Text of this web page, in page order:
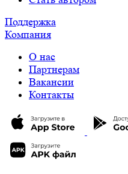
Поддержка
Компания
О нас
Партнерам
Вакансии
Контакты